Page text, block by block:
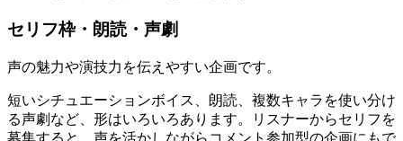
セリフ枠・朗読・声劇
声の魅力や演技力を伝えやすい企画です。
短いシチュエーションボイス、朗読、複数キャラを使い分け
る声劇など、形はいろいろあります。リスナーからセリフを
募集すると、声を活かしながらコメント参加型の企画にもで